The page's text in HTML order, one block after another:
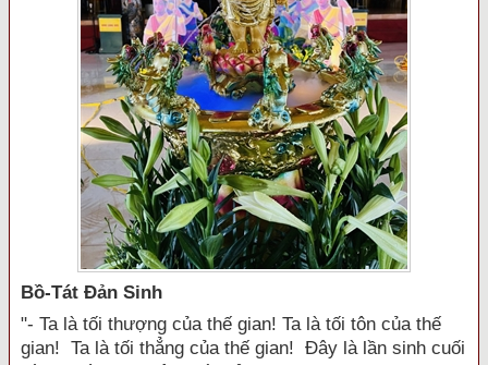
Bồ-Tát Đản Sinh
"- Ta là tối thượng của thế gian! Ta là tối tôn của thế
gian! Ta là tối thẳng của thế gian! Đây là lần sinh cuối